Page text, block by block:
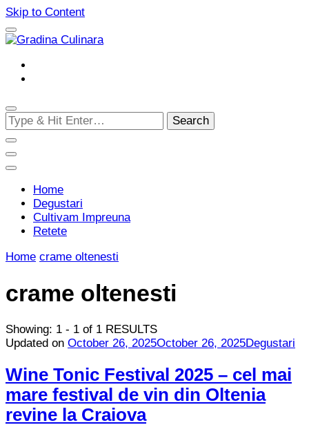
Skip to Content
Gradina Culinara
Cultivam retete delicioase
Looking
for
Something?
Home
Degustari
Cultivam Impreuna
Retete
Home crame oltenesti
crame oltenesti
Showing: 1 - 1 of 1 RESULTS
Updated on October 26, 2025October 26, 2025Degustari
Wine Tonic Festival 2025 – cel mai
mare festival de vin din Oltenia
revine la Craiova